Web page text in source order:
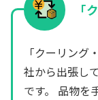
「
「クーリング
社から出張し
です。 品物を